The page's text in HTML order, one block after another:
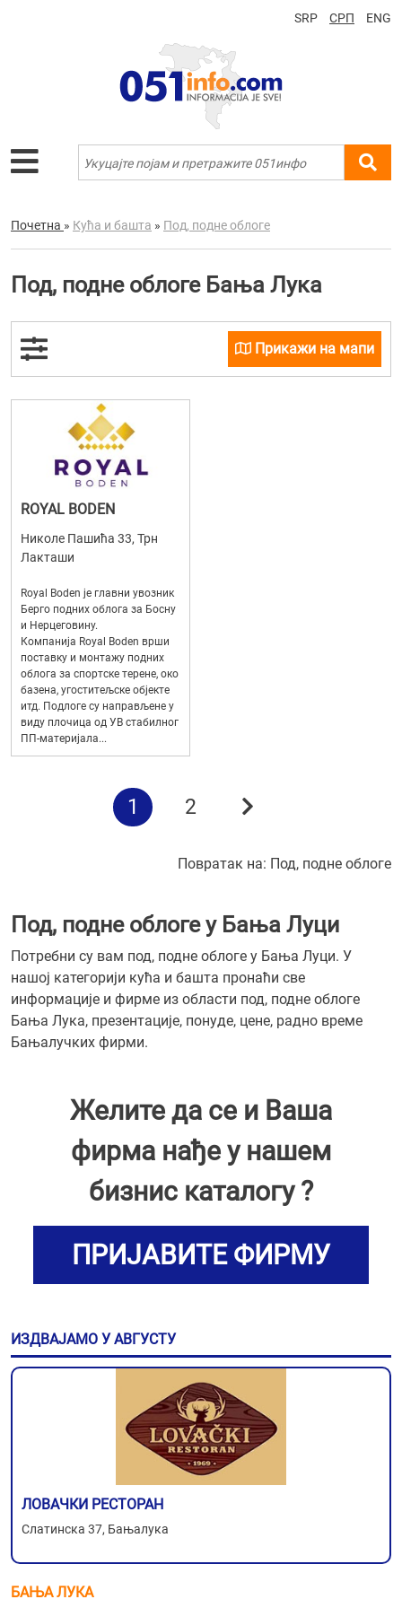
SRP СРП ENG
Почетна » Кућа и башта » Под, подне облоге
Под, подне облоге Бања Лука
Прикажи на мапи
ROYAL BODEN
Николе Пашића 33, Трн
Лакташи
Royal Boden је главни увозник
Берго подних облога за Босну
и Hерцеговину.
Компанија Royal Boden врши
поставку и монтажу подних
облога за спортске терене, око
базена, угоститељске објекте
итд. Подлоге су направљене у
виду плочица од УВ стабилног
ПП-материјала...
1 2
Повратак на: Под, подне облоге
Под, подне облоге у Бања Луци
Потребни су вам под, подне облоге у Бања Луци. У
нашој категорији кућа и башта пронаћи све
информације и фирме из области под, подне облоге
Бања Лука, презентације, понуде, цене, радно време
Бањалучких фирми.
Желите да се и Ваша
фирма нађе у нашем
бизнис каталогу ?
ПРИЈАВИТЕ ФИРМУ
ИЗДВАЈАМО У АВГУСТУ
ЛОВАЧКИ РЕСТОРАН
Слатинска 37, Бањалука
БАЊА ЛУКА